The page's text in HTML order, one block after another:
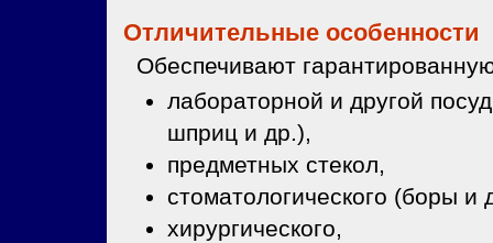
Отличительные особенности
Обеспечивают
лабораторной и другой
шприц и др.),
предметных стекол,
стоматологического (боры и
хирургического,